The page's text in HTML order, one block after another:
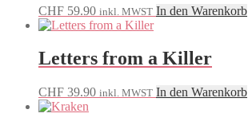
CHF 59.90 inkl. MWST In den Warenkorb
Letters from a Killer
CHF 39.90 inkl. MWST In den Warenkorb